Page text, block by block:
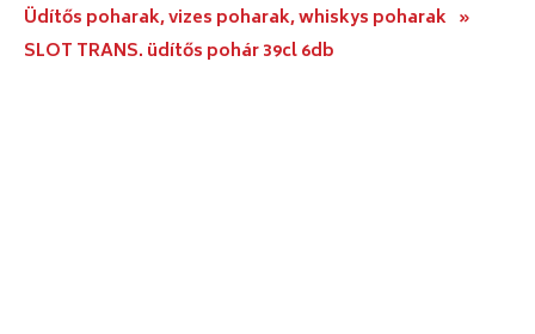
Üdítős poharak, vizes poharak, whiskys poharak »
SLOT TRANS. üdítős pohár 39cl 6db